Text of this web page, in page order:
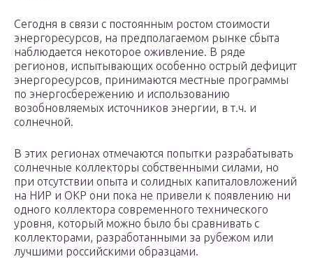
Сегодня в связи с постоянным ростом стоимости
энергоресурсов, на предполагаемом рынке сбыта
наблюдается некоторое оживление. В ряде
регионов, испытывающих особенно острый дефицит
энергоресурсов, принимаются местные программы
по энергосбережению и использованию
возобновляемых источников энергии, в т.ч. и
солнечной.
В этих регионах отмечаются попытки разрабатывать
солнечные коллекторы собственными силами, но
при отсутствии опыта и солидных капиталовложений
на НИР и ОКР они пока не привели к появлению ни
одного коллектора современного технического
уровня, который можно было бы сравнивать с
коллекторами, разработанными за рубежом или
лучшими российскими образцами.